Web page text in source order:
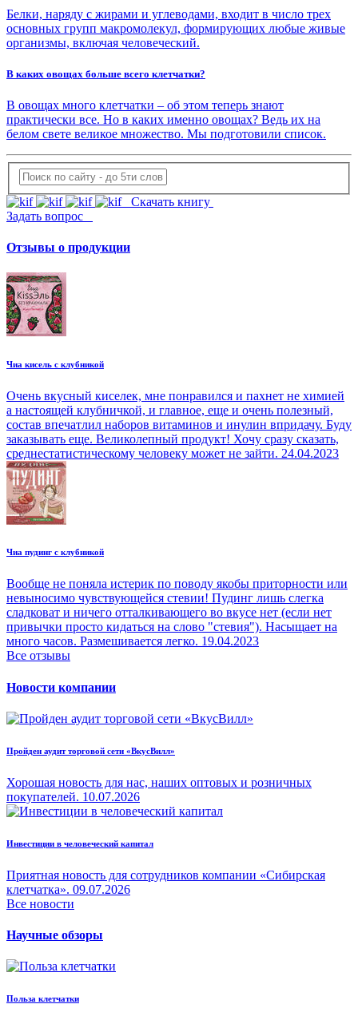
Белки, наряду с жирами и углеводами, входит в число трех
основных групп макромолекул, формирующих любые живые
организмы, включая человеческий.
В каких овощах больше всего клетчатки?
В овощах много клетчатки – об этом теперь знают
практически все. Но в каких именно овощах? Ведь их на
белом свете великое множество. Мы подготовили список.
Скачать книгу
Задать вопрос
Отзывы о продукции
Чиа кисель с клубникой
Очень вкусный киселек, мне понравился и пахнет не химией
а настоящей клубничкой, и главное, еще и очень полезный,
состав впечатлил наборов витаминов и инулин впридачу. Буду
заказывать еще. Великолепный продукт! Хочу сразу сказать,
среднестатистическому человеку может не зайти. 24.04.2023
Чиа пудинг с клубникой
Вообще не поняла истерик по поводу якобы приторности или
невыносимо чувствующейся стевии! Пудинг лишь слегка
сладковат и ничего отталкивающего во вкусе нет (если нет
привычки просто кидаться на слово "стевия"). Насыщает на
много часов. Размешивается легко. 19.04.2023
Все отзывы
Новости компании
Пройден аудит торговой сети «ВкусВилл»
Хорошая новость для нас, наших оптовых и розничных
покупателей. 10.07.2026
Инвестиции в человеческий капитал
Приятная новость для сотрудников компании «Сибирская
клетчатка». 09.07.2026
Все новости
Научные обзоры
Польза клетчатки